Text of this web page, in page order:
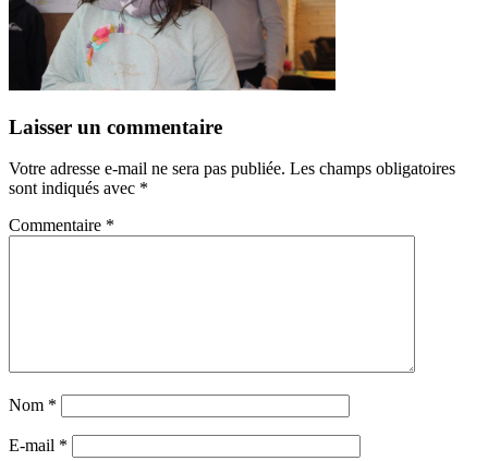
Laisser un commentaire
Votre adresse e-mail ne sera pas publiée. Les champs obligatoires
sont indiqués avec *
Commentaire *
Nom *
E-mail *